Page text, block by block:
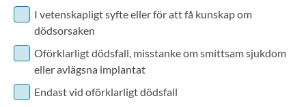
I vetenskapligt syfte eller för att få kunskap om
dödsorsaken
Oförklarligt dödsfall, misstanke om smittsam sjukdom
eller avlägsna implantat
Endast vid oförklarligt dödsfall